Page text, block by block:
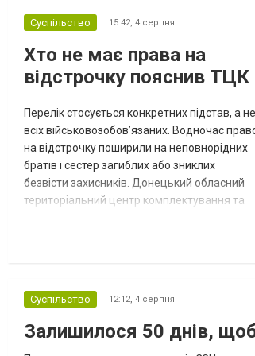
Суспільство 15:42, 4 серпня
Хто не має права на
відстрочку пояснив ТЦК
Перелік стосується конкретних підстав, а не
всіх військовозобов’язаних. Водночас
на відстрочку поширили на неповнорідних
братів і сестер загиблих або зниклих
безвісти захисників. Донецький обласний
територіальний центр комплектування та
доступними підставами. Серед них — окремі
студенти, боржники з аліме...
Суспільство 12:12, 4 серпня
Залишилося 50 днів,